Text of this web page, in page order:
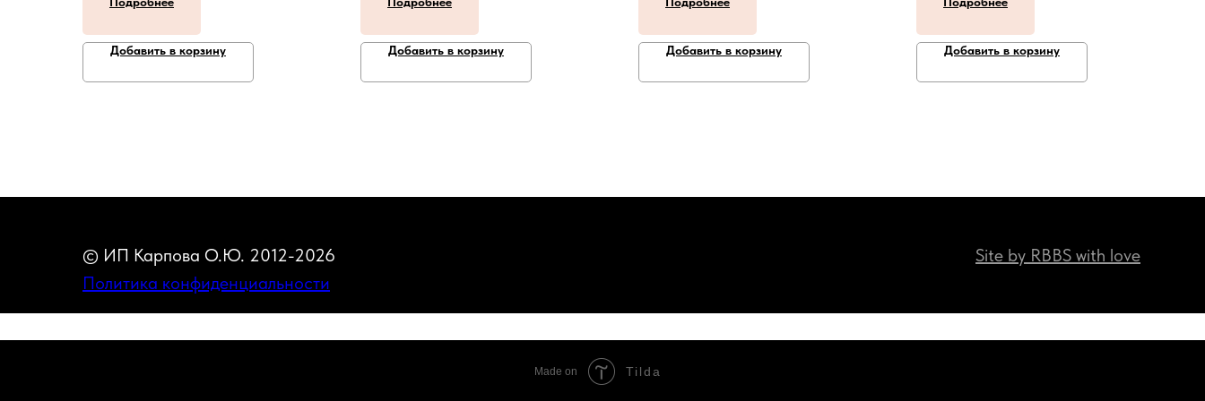
Добавить в корзину Добавить в корзину Добавить в корзину Добавить в корзину
© ИП Карпова О.Ю. 2012-2026
Политика конфиденциальности
Site by RBBS with love
Made on Tilda